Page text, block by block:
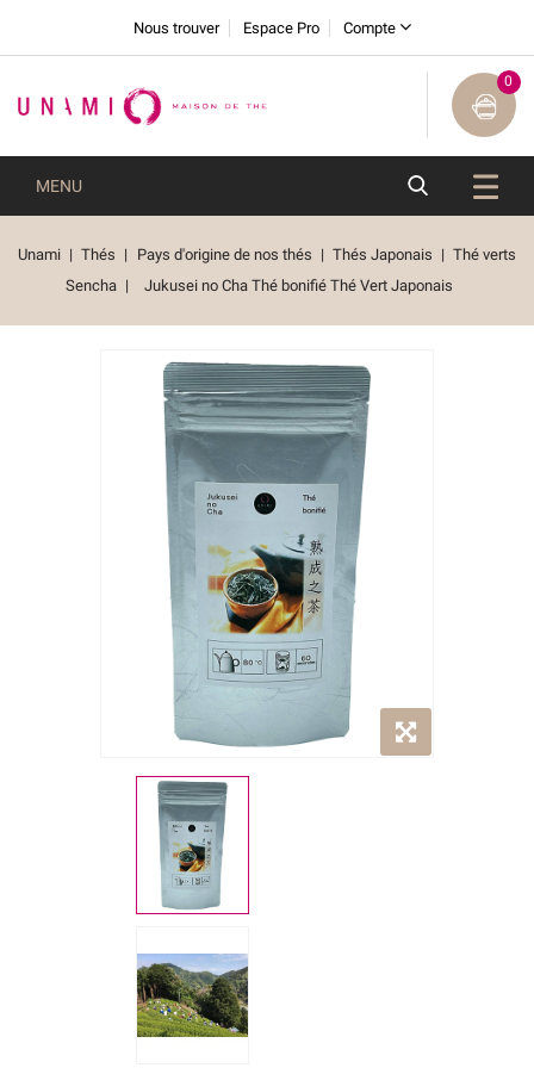
Nous trouver Espace Pro Compte
0
MENU
Unami Thés Pays d'origine de nos thés Thés Japonais
Thé verts
Sencha
Jukusei no Cha Thé bonifié Thé Vert Japonais